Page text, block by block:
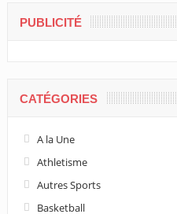
PUBLICITÉ
CATÉGORIES
A la Une
Athletisme
Autres Sports
Basketball